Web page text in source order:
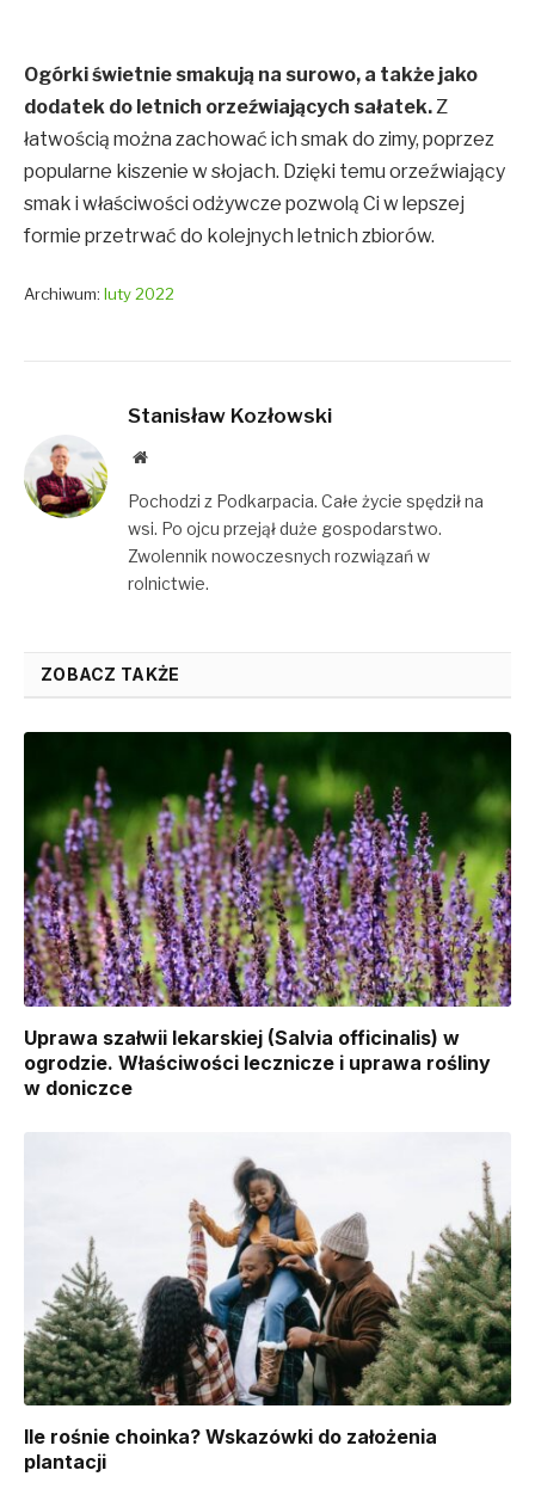
Ogórki świetnie smakują na surowo, a także jako
dodatek do letnich orzeźwiających sałatek. Z
łatwością można zachować ich smak do zimy, poprzez
popularne kiszenie w słojach. Dzięki temu orzeźwiający
smak i właściwości odżywcze pozwolą Ci w lepszej
formie przetrwać do kolejnych letnich zbiorów.
Archiwum: luty 2022
Stanisław Kozłowski
Website
Pochodzi z Podkarpacia. Całe życie spędził na
wsi. Po ojcu przejął duże gospodarstwo.
Zwolennik nowoczesnych rozwiązań w
rolnictwie.
ZOBACZ TAKŻE
Uprawa szałwii lekarskiej (Salvia officinalis) w
ogrodzie. Właściwości lecznicze i uprawa rośliny
w doniczce
Ile rośnie choinka? Wskazówki do założenia
plantacji